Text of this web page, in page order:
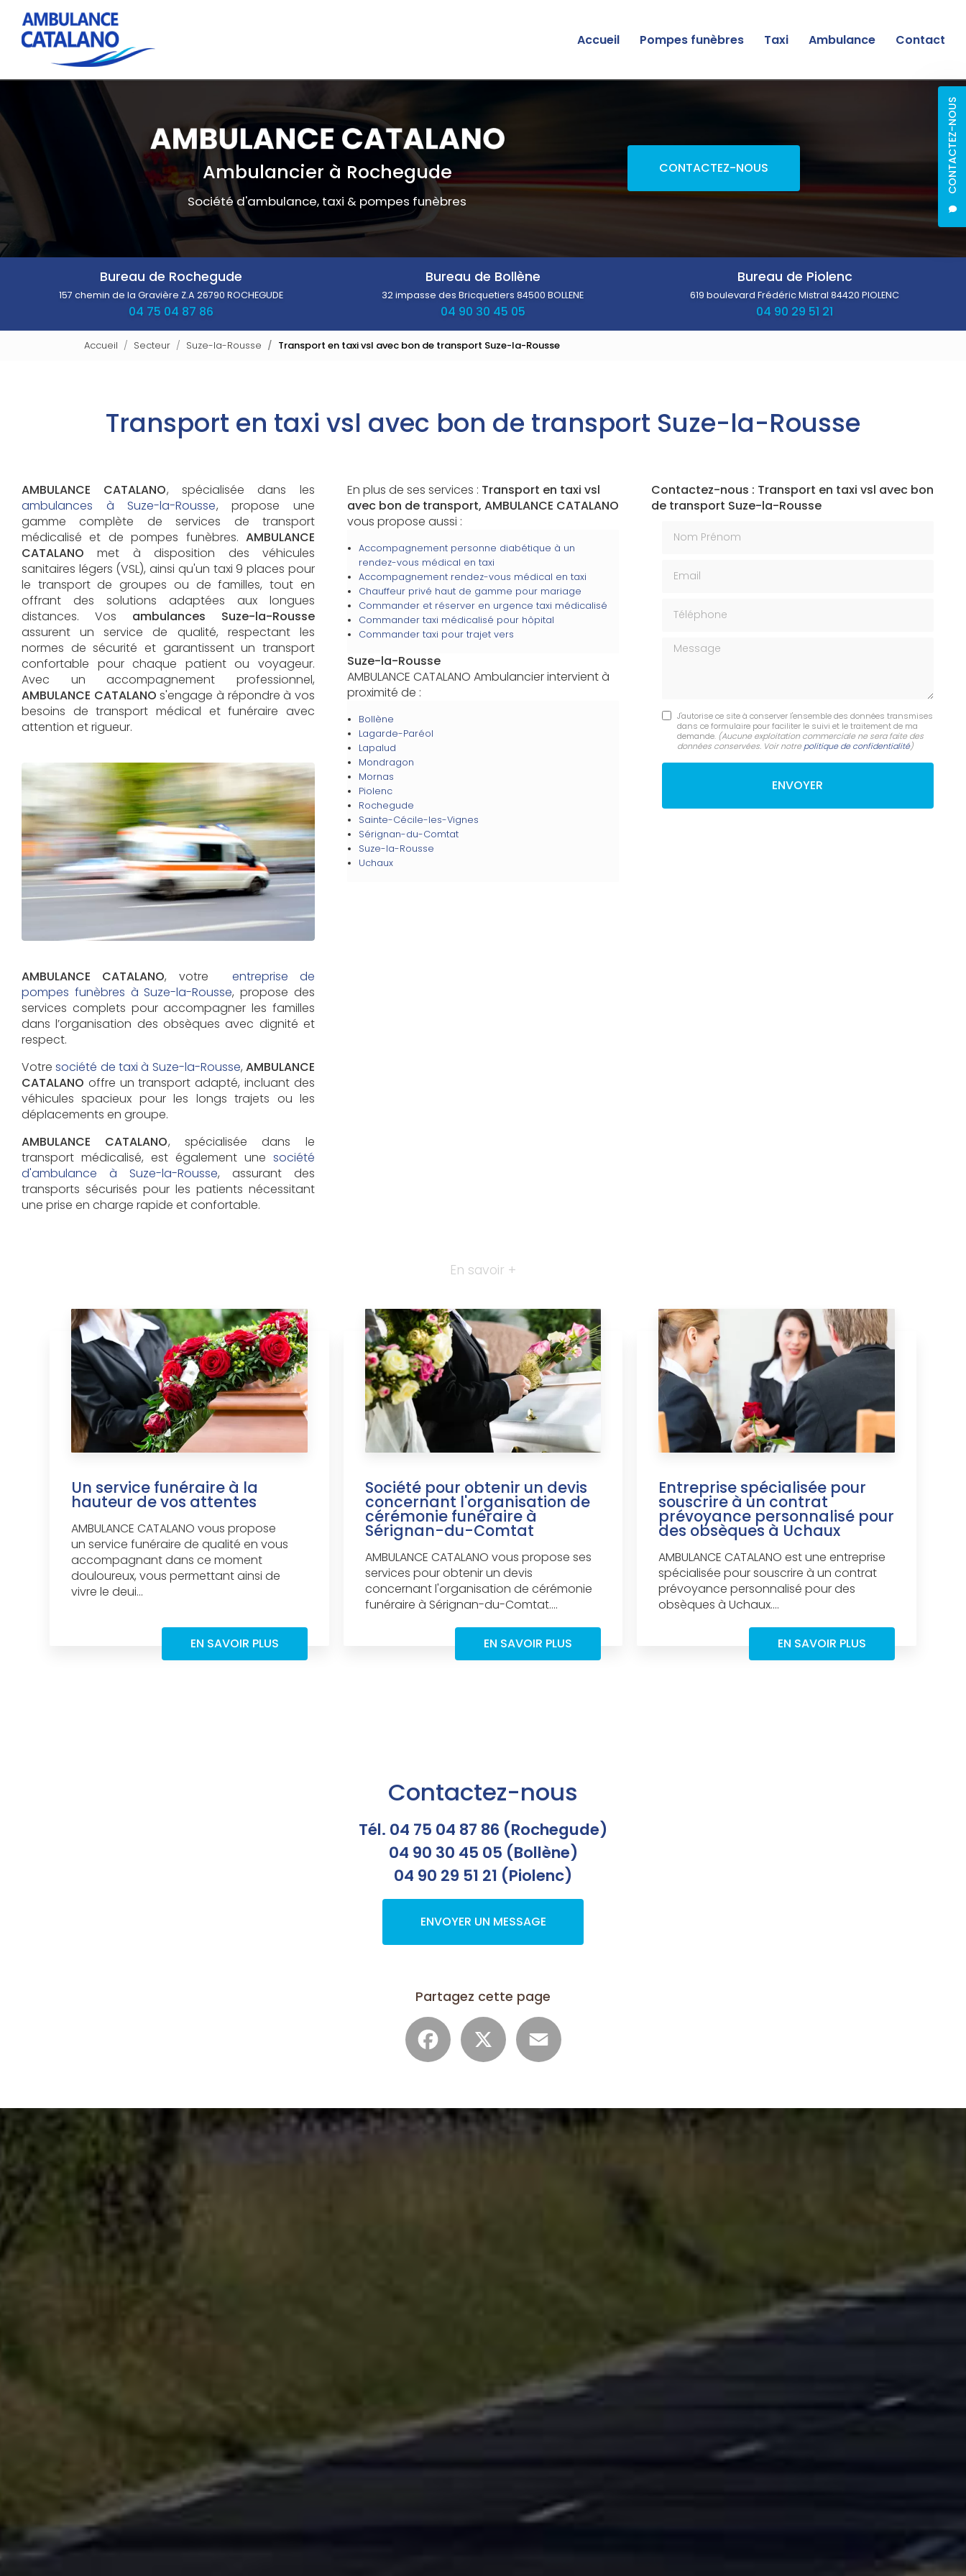
contenu
CONTACTEZ-NOUS
Accueil
Pompes funèbres Taxi Ambulance Contact
Ambulancier à Rochegude
Société d'ambulance, taxi & pompes funèbres
CONTACTEZ-NOUS
Bureau de Rochegude
157 chemin de la Gravière Z.A26790 ROCHEGUDE
04 75 04 87 86
Bureau de Bollène
32 impasse des Bricquetiers84500 BOLLENE
04 90 30 45 05
Bureau de Piolenc
619 boulevard Frédéric Mistral84420 PIOLENC
04 90 29 51 21
Accueil Secteur Suze-la-Rousse Transport en taxi vsl avec bon de transport Suze-la-Rousse
Transport en taxi vsl avec bon de transport Suze-la-Rousse
AMBULANCE CATALANO, spécialisée dans les
ambulances à Suze-la-Rousse, propose une
gamme complète de services de transport
médicalisé et de pompes funèbres. AMBULANCE
CATALANO met à disposition des véhicules
sanitaires légers (VSL), ainsi qu'un taxi 9 places pour
le transport de groupes ou de familles, tout en
offrant des solutions adaptées aux longues
distances. Vos ambulances Suze-la-Rousse
assurent un service de qualité, respectant les
normes de sécurité et garantissent un transport
confortable pour chaque patient ou voyageur.
Avec un accompagnement professionnel,
AMBULANCE CATALANO s'engage à répondre à vos
besoins de transport médical et funéraire avec
attention et rigueur.
AMBULANCE CATALANO, votre entreprise de
pompes funèbres à Suze-la-Rousse, propose des
services complets pour accompagner les familles
dans l’organisation des obsèques avec dignité et
respect.
Votresociété de taxi à Suze-la-Rousse,AMBULANCE
CATALANO offre un transport adapté, incluant des
véhicules spacieux pour les longs trajets ou les
déplacements en groupe.
AMBULANCE CATALANO, spécialisée dans le
transport médicalisé, est également une société
d'ambulance à Suze-la-Rousse, assurant des
transports sécurisés pour les patients nécessitant
une prise en charge rapide et confortable.
En plus de ses services : Transport en taxi vsl
avec bon de transport, AMBULANCE CATALANO
vous propose aussi :
Accompagnement personne diabétique à un
rendez-vous médical en taxi
Accompagnement rendez-vous médical en taxi
Chauffeur privé haut de gamme pour mariage
Commander et réserver en urgence taxi médicalisé
Commander taxi médicalisé pour hôpital
Commander taxi pour trajet vers
Suze-la-Rousse
AMBULANCE CATALANO Ambulancier intervient à
proximité de :
Bollène
Lagarde-Paréol
Lapalud
Mondragon
Mornas
Piolenc
Rochegude
Sainte-Cécile-les-Vignes
Sérignan-du-Comtat
Suze-la-Rousse
Uchaux
Contactez-nous : Transport en taxi vsl avec bon
de transport Suze-la-Rousse
Message
J'autorise ce site à conserver l'ensemble des données transmises
dans ce formulaire pour faciliter le suivi et le traitement de ma
demande. (Aucune exploitation commerciale ne sera faite des
données conservées. Voir notre politique de confidentialité)
En savoir +
Un service funéraire à la
hauteur de vos attentes
AMBULANCE CATALANO vous propose
un service funéraire de qualité en vous
accompagnant dans ce moment
douloureux, vous permettant ainsi de
vivre le deui...
EN SAVOIR PLUS
Société pour obtenir un devis
concernant l'organisation de
cérémonie funéraire à
Sérignan-du-Comtat
AMBULANCE CATALANO vous propose ses
services pour obtenir un devis
concernant l'organisation de cérémonie
funéraire à Sérignan-du-Comtat....
EN SAVOIR PLUS
Entreprise spécialisée pour
souscrire à un contrat
prévoyance personnalisé pour
des obsèques à Uchaux
AMBULANCE CATALANO est une entreprise
spécialisée pour souscrire à un contrat
prévoyance personnalisé pour des
obsèques à Uchaux....
EN SAVOIR PLUS
Contactez-nous
Tél. 04 75 04 87 86 (Rochegude)
04 90 30 45 05 (Bollène)
04 90 29 51 21 (Piolenc)
ENVOYER UN MESSAGE
Partagez cette page
Facebook